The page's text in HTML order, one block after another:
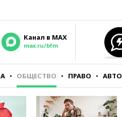
Канал в MAX
max.ru/bfm
ОБЩЕСТВО ПРАВО АВТО